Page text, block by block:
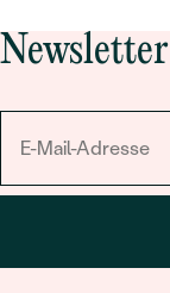
Newsletter